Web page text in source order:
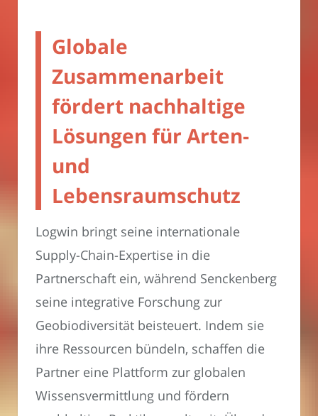
Globale
Zusammenarbeit
fördert nachhaltige
Lösungen für Arten-
und
Lebensraumschutz
Logwin bringt seine internationale
Supply-Chain-Expertise in die
Partnerschaft ein, während Senckenberg
seine integrative Forschung zur
Geobiodiversität beisteuert. Indem sie
ihre Ressourcen bündeln, schaffen die
Partner eine Plattform zur globalen
Wissensvermittlung und fördern